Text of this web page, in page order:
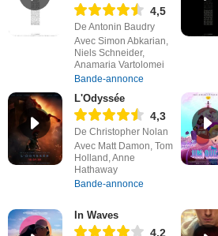
4,5
De Antonin Baudry
Avec Simon Abkarian,
Niels Schneider,
Anamaria Vartolomei
Bande-annonce
L'Odyssée
4,3
De Christopher Nolan
Avec Matt Damon, Tom
Holland, Anne
Hathaway
Bande-annonce
In Waves
4,2